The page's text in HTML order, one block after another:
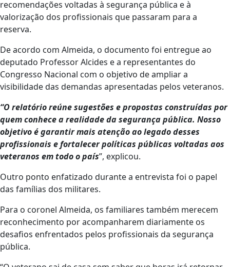
recomendações voltadas à segurança pública e à
valorização dos profissionais que passaram para a
reserva.
De acordo com Almeida, o documento foi entregue ao
deputado Professor Alcides e a representantes do
Congresso Nacional com o objetivo de ampliar a
visibilidade das demandas apresentadas pelos veteranos.
“O relatório reúne sugestões e propostas construídas por
quem conhece a realidade da segurança pública. Nosso
objetivo é garantir mais atenção ao legado desses
profissionais e fortalecer políticas públicas voltadas aos
veteranos em todo o país”, explicou.
Outro ponto enfatizado durante a entrevista foi o papel
das famílias dos militares.
Para o coronel Almeida, os familiares também merecem
reconhecimento por acompanharem diariamente os
desafios enfrentados pelos profissionais da segurança
pública.